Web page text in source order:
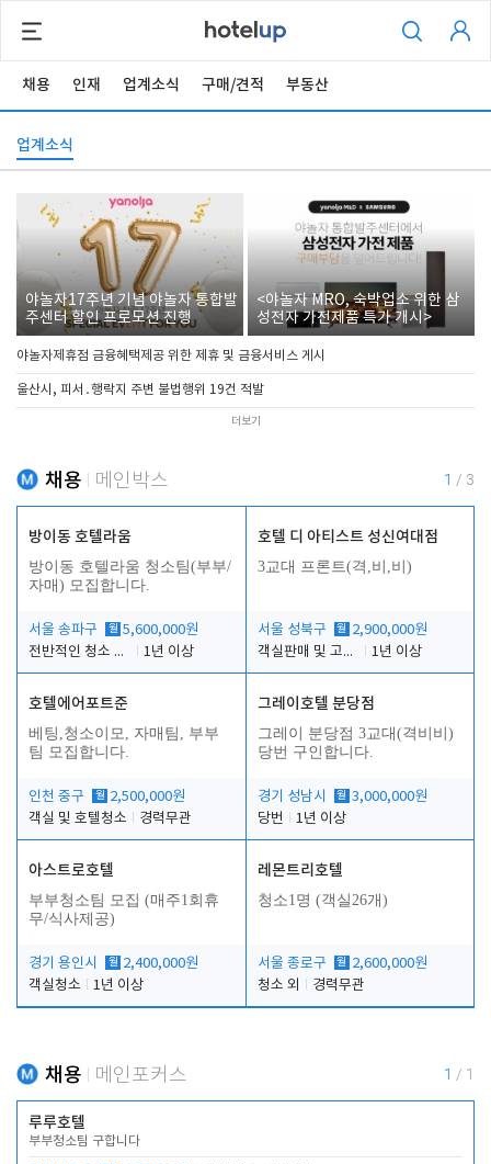
채용 인재 업계소식 구매/견적 부동산
업계소식
야놀자17주년 기념 야놀자 통합발
주센터 할인 프로모션 진행
<야놀자 MRO, 숙박업소 위한 삼
성전자 가전제품 특가 개시>
야놀자제휴점 금융혜택제공 위한 제휴 및 금융서비스 게시
울산시, 피서․행락지 주변 불법행위 19건 적발
더보기
채용 메인박스 1 / 3
방이동 호텔라움
방이동 호텔라움 청소팀(부부/
자매) 모집합니다.
서울 송파구 월 5,600,000원
전반적인 청소 업무(객실청소.객실정리)
1년 이상
호텔 디 아티스트 성신여대점
3교대 프론트(격,비,비)
서울 성북구 월 2,900,000원
객실판매 및 고객응대
1년 이상
호텔에어포트준
베팅,청소이모, 자매팀, 부부
팀 모집합니다.
인천 중구 월 2,500,000원
객실 및 호텔청소
경력무관
그레이호텔 분당점
그레이 분당점 3교대(격비비)
당번 구인합니다.
경기 성남시 월 3,000,000원
당번
1년 이상
아스트로호텔
부부청소팀 모집 (매주1회휴
무/식사제공)
경기 용인시 월 2,400,000원
객실청소
1년 이상
레몬트리호텔
청소1명 (객실26개)
서울 종로구 월 2,600,000원
청소 외
경력무관
채용 메인포커스 1 / 1
루루호텔
부부청소팀 구합니다